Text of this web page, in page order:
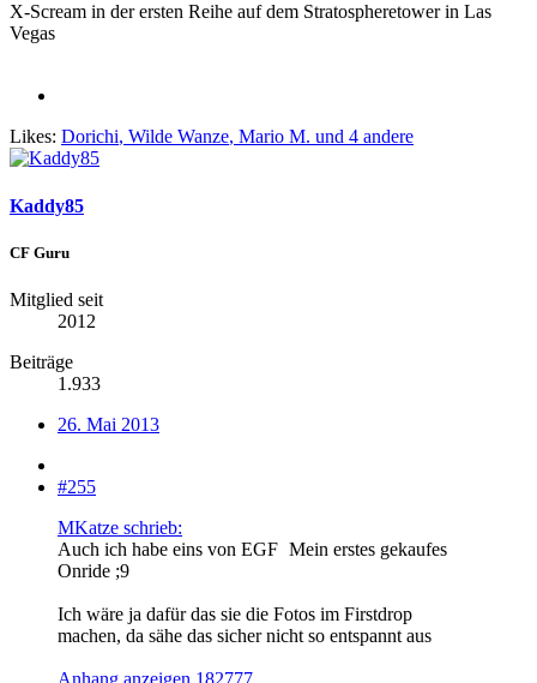
X-Scream in der ersten Reihe auf dem Stratospheretower in Las
Vegas
Likes: Dorichi, Wilde Wanze, Mario M. und 4 andere
Kaddy85
CF Guru
Mitglied seit
2012
Beiträge
1.933
26. Mai 2013
#255
MKatze schrieb:
Auch ich habe eins von EGF Mein erstes gekaufes
Onride ;9
Ich wäre ja dafür das sie die Fotos im Firstdrop
machen, da sähe das sicher nicht so entspannt aus
Anhang anzeigen 182777